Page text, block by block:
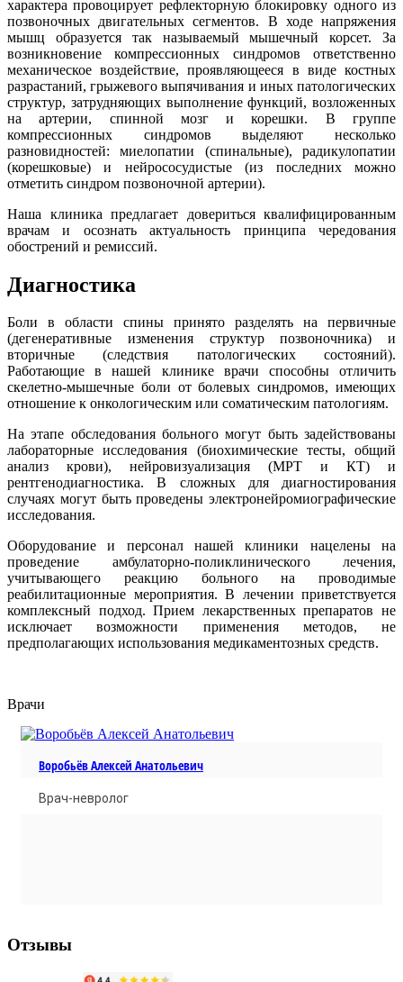
характера провоцирует рефлекторную блокировку одного из
позвоночных двигательных сегментов. В ходе напряжения
мышц образуется так называемый мышечный корсет. За
возникновение компрессионных синдромов ответственно
механическое воздействие, проявляющееся в виде костных
разрастаний, грыжевого выпячивания и иных патологических
структур, затрудняющих выполнение функций, возложенных
на артерии, спинной мозг и корешки. В группе
компрессионных синдромов выделяют несколько
разновидностей: миелопатии (спинальные), радикулопатии
(корешковые) и нейрососудистые (из последних можно
отметить синдром позвоночной артерии).
Наша клиника предлагает довериться квалифицированным
врачам и осознать актуальность принципа чередования
обострений и ремиссий.
Диагностика
Боли в области спины принято разделять на первичные
(дегенеративные изменения структур позвоночника) и
вторичные (следствия патологических состояний).
Работающие в нашей клинике врачи способны отличить
скелетно-мышечные боли от болевых синдромов, имеющих
отношение к онкологическим или соматическим патологиям.
На этапе обследования больного могут быть задействованы
лабораторные исследования (биохимические тесты, общий
анализ крови), нейровизуализация (МРТ и КТ) и
рентгенодиагностика. В сложных для диагностирования
случаях могут быть проведены электронейромиографические
исследования.
Оборудование и персонал нашей клиники нацелены на
проведение амбулаторно-поликлинического лечения,
учитывающего реакцию больного на проводимые
реабилитационные мероприятия. В лечении приветствуется
комплексный подход. Прием лекарственных препаратов не
исключает возможности применения методов, не
предполагающих использования медикаментозных средств.
Врачи
Воробьёв Алексей Анатольевич
Врач-невролог
Отзывы